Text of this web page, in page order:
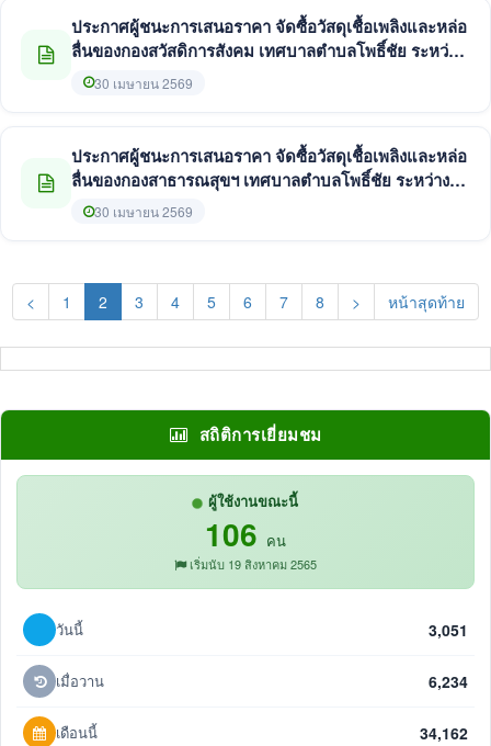
ประกาศผู้ชนะการเสนอราคา จัดซื้อวัสดุเชื้อเพลิงและหล่อ
ลื่นของกองสวัสดิการสังคม เทศบาลตำบลโพธิ์ชัย ระหว่าง
วันที่ 1 - 31 พฤษภาคม 2569 โดยวิธีเฉพาะเจาะจง
30 เมษายน 2569
ประกาศผู้ชนะการเสนอราคา จัดซื้อวัสดุเชื้อเพลิงและหล่อ
ลื่นของกองสาธารณสุขฯ เทศบาลตำบลโพธิ์ชัย ระหว่างวัน
ที่ 1 - 31 พฤษภาคม 2569 โดยวิธีเฉพาะเจาะจง
30 เมษายน 2569
< 1 2 (current)
3 4 5 6 7 8 > หน้าสุดท้าย
สถิติการเยี่ยมชม
ผู้ใช้งานขณะนี้
106 คน
เริ่มนับ 19 สิงหาคม 2565
วันนี้ 3,051
เมื่อวาน 6,234
เดือนนี้ 34,162